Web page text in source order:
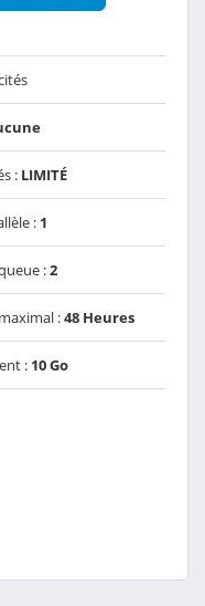
: LIMITÉ
: 1
:2
:48 Heures
: 10 Go